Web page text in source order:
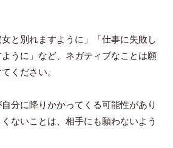
と別れますように」「仕事に失敗し
うに」など、ネガティブなことは願
ください。
分に降りかかってくる可能性があり
ないことは、相手にも願わないよう